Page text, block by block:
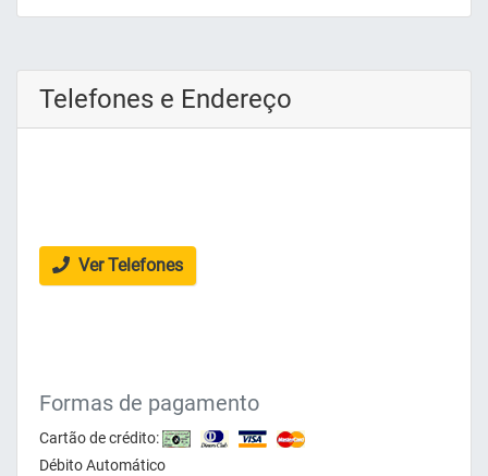
Telefones e Endereço
Ver Telefones
Formas de pagamento
Cartão de crédito:
Débito Automático